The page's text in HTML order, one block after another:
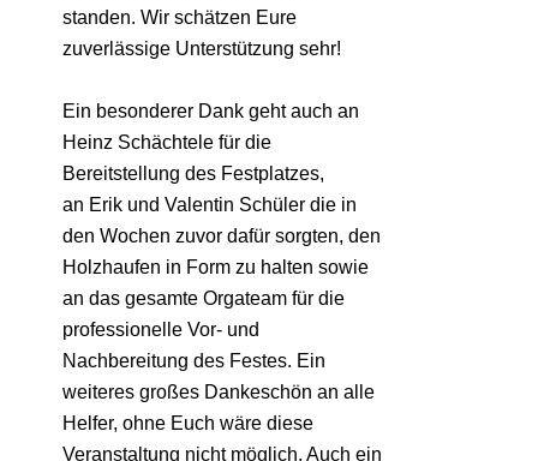
standen. Wir schätzen Eure
zuverlässige Unterstützung sehr!
Ein besonderer Dank geht auch an
Heinz Schächtele für die
Bereitstellung des Festplatzes,
an Erik und Valentin Schüler die in
den Wochen zuvor dafür sorgten, den
Holzhaufen in Form zu halten sowie
an das gesamte Orgateam für die
professionelle Vor- und
Nachbereitung des Festes. Ein
weiteres großes Dankeschön an alle
Helfer, ohne Euch wäre diese
Veranstaltung nicht möglich. Auch ein